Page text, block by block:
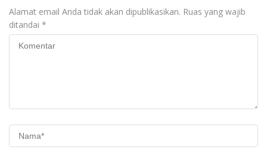
Alamat email Anda tidak akan dipublikasikan. Ruas yang wajib
ditandai *